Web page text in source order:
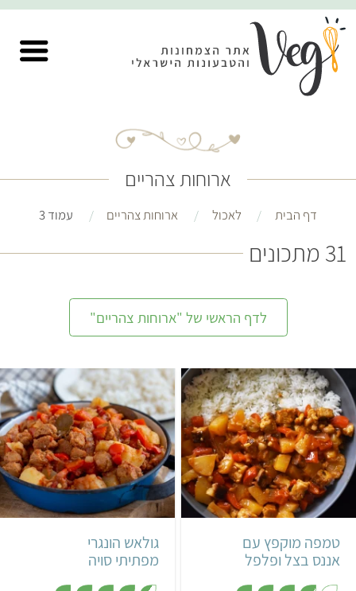
ארוחות צהריים
דף הבית לאכול ארוחות צהריים עמוד 3
31 מתכונים
לדף הראשי של "ארוחות צהריים"
קל 35 דקות
3 מנות טמפה אסייתי
טמפה מוקפץ עם
אננס בצל ופלפל
בינוני הונגרי
גולאש הונגרי
מפתיתי סויה